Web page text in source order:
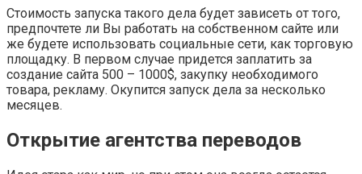
Стоимость запуска такого дела будет зависеть от того,
предпочтете ли Вы работать на собственном сайте или
же будете использовать социальные сети, как торговую
площадку. В первом случае придется заплатить за
создание сайта 500 – 1000$, закупку необходимого
товара, рекламу. Окупится запуск дела за несколько
месяцев.
Открытие агентства переводов